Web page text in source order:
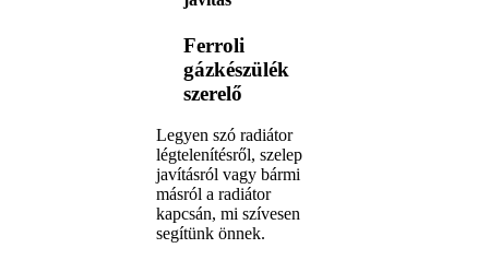
Ferroli
gázkészülék
szerelő
Legyen szó radiátor
légtelenítésről, szelep
javításról vagy bármi
másról a radiátor
kapcsán, mi szívesen
segítünk önnek.